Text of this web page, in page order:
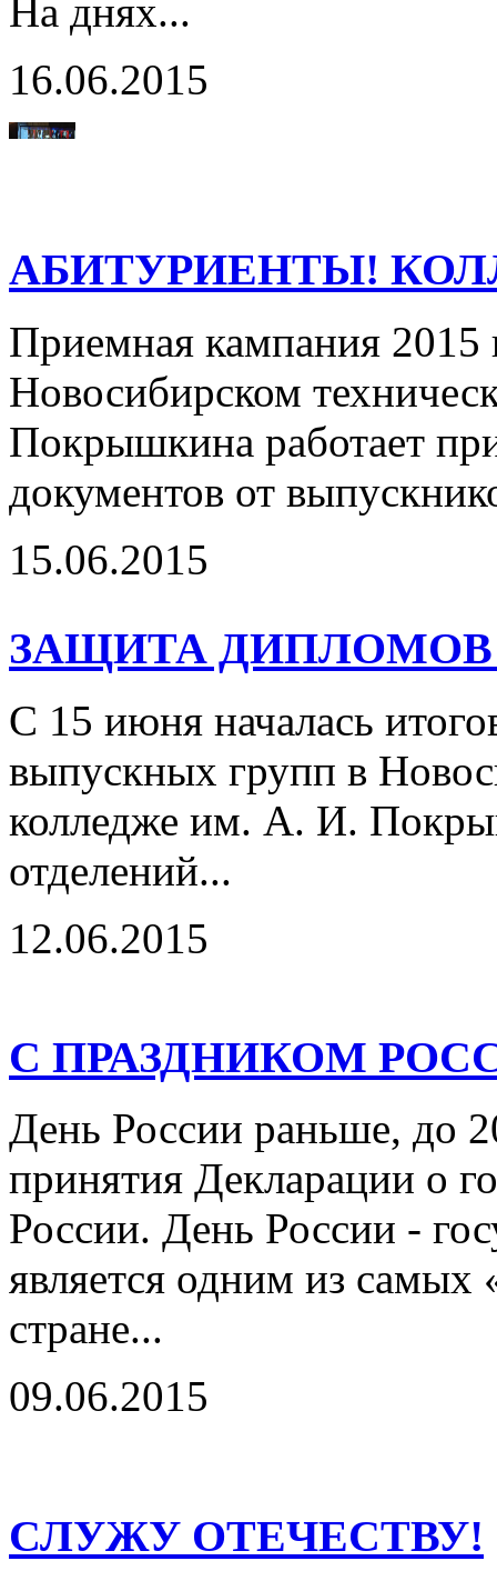
На днях...
16.06.2015
АБИТУРИЕНТЫ!
Приемная кампания 2015
Новосибирском
Покрышкина работает
документов от
15.06.2015
ЗАЩИТА ДИПЛОМОВ
С 15 июня началась
выпускных групп в
колледже им. А. И.
отделений...
12.06.2015
С ПРАЗДНИКОМ
День России раньше, до
принятия Декларации о
России. День России -
является одним из
стране...
09.06.2015
СЛУЖУ ОТЕЧЕСТВУ!